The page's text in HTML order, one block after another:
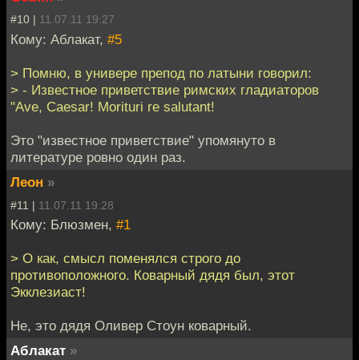
#10 | 11.07.11 19:27
Кому: Аблакат, #5
> Помню, в универе препод по латыни говорил:
> - Известное приветствие римских гладиаторов
"Ave, Caesar! Morituri re salutant!
Это "известное приветствие" упомянуто в
литературе ровно один раз.
Леон »
#11 | 11.07.11 19:28
Кому: Блюзмен, #1
> О как, смысл поменялся строго до
противоположного. Коварный дядя был, этот
Экклезиаст!
Не, это дядя Оливер Стоун коварный.
Аблакат »